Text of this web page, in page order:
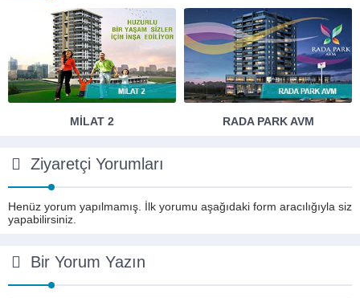
MILAT 2 RADA PARK AVM
Ziyaretçi Yorumları
Henüz yorum yapılmamış. İlk yorumu aşağıdaki form aracılığıyla siz
yapabilirsiniz.
Bir Yorum Yazın